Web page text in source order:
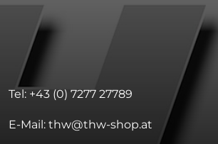
Tel: +43 (0) 7277 27789
E-Mail: thw@thw-shop.at